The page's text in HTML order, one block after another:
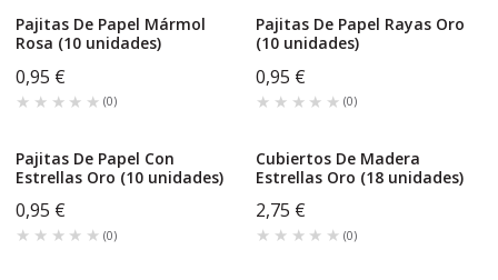
Pajitas De Papel Mármol
Rosa (10 unidades)
0,95 €
★★★★★
★★★★★ (0)
Pajitas De Papel Rayas Oro
(10 unidades)
0,95 €
★★★★★
★★★★★ (0)
Pajitas De Papel Con
Estrellas Oro (10 unidades)
0,95 €
★★★★★
★★★★★ (0)
Cubiertos De Madera
Estrellas Oro (18 unidades)
2,75 €
★★★★★
★★★★★ (0)